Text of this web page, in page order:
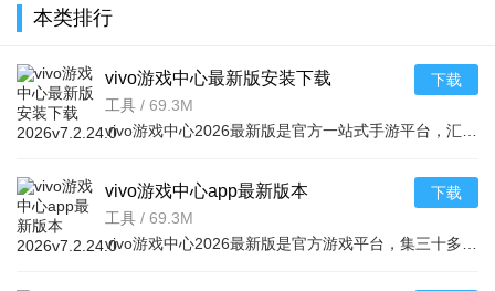
最新破解版
本类排行
vivo游戏中心最新版安装下载
2026v7.2.24.0安卓版本
工具 / 69.3M
下载
vivo游戏中心app最新版本
2026v7.2.24.0安卓版
工具 / 69.3M
下载